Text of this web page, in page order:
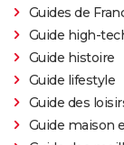
Guides de
Guide high-
Guide histoire
Guide lifestyle
Guide des
Guide maison